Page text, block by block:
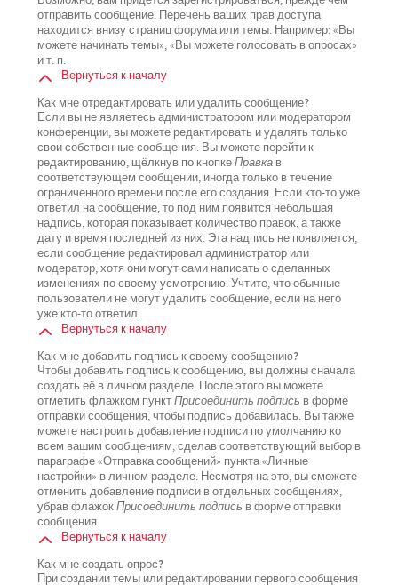
отправить сообщение. Перечень ваших прав доступа
находится внизу страниц форума или темы. Например: «Вы
можете начинать темы», «Вы можете голосовать в опросах»
и т. п.
Вернуться к началу
Как мне отредактировать или удалить сообщение?
Если вы не являетесь администратором или модератором
конференции, вы можете редактировать и удалять только
свои собственные сообщения. Вы можете перейти к
редактированию, щёлкнув по кнопкеПравкав
соответствующем сообщении, иногда только в течение
ограниченного времени после его создания. Если кто-то уже
ответил на сообщение, то под ним появится небольшая
надпись, которая показывает количество правок, а также
дату и время последней из них. Эта надпись не появляется,
если сообщение редактировал администратор или
модератор, хотя они могут сами написать о сделанных
изменениях по своему усмотрению. Учтите, что обычные
пользователи не могут удалить сообщение, если на него
уже кто-то ответил.
Вернуться к началу
Как мне добавить подпись к своему сообщению?
Чтобы добавить подпись к сообщению, вы должны сначала
создать её в личном разделе. После этого вы можете
отметить флажком пунктПрисоединить подпись в форме
отправки сообщения, чтобы подпись добавилась. Вы также
можете настроить добавление подписи по умолчанию ко
всем вашим сообщениям, сделав соответствующий выбор в
параграфе «Отправка сообщений» пункта «Личные
настройки» в личном разделе. Несмотря на это, вы сможете
отменить добавление подписи в отдельных сообщениях,
убрав флажокПрисоединить подпись в форме отправки
сообщения.
Вернуться к началу
Как мне создать опрос?
При создании темы или редактировании первого сообщения